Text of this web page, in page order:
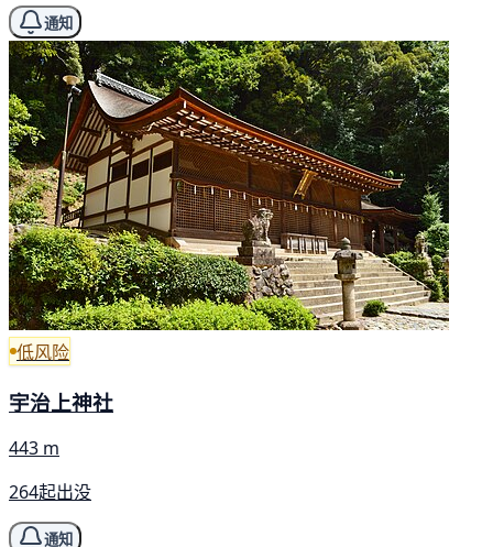
通知
低风险
宇治上神社
443 m
264起出没
通知